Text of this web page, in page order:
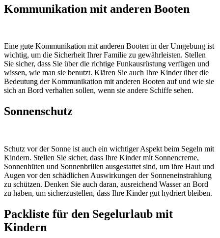
Kommunikation mit anderen Booten
Eine gute Kommunikation mit anderen Booten in der Umgebung ist
wichtig, um die Sicherheit Ihrer Familie zu gewährleisten. Stellen
Sie sicher, dass Sie über die richtige Funkausrüstung verfügen und
wissen, wie man sie benutzt. Klären Sie auch Ihre Kinder über die
Bedeutung der Kommunikation mit anderen Booten auf und wie sie
sich an Bord verhalten sollen, wenn sie andere Schiffe sehen.
Sonnenschutz
Schutz vor der Sonne ist auch ein wichtiger Aspekt beim Segeln mit
Kindern. Stellen Sie sicher, dass Ihre Kinder mit Sonnencreme,
Sonnenhüten und Sonnenbrillen ausgestattet sind, um ihre Haut und
Augen vor den schädlichen Auswirkungen der Sonneneinstrahlung
zu schützen. Denken Sie auch daran, ausreichend Wasser an Bord
zu haben, um sicherzustellen, dass Ihre Kinder gut hydriert bleiben.
Packliste für den Segelurlaub mit
Kindern